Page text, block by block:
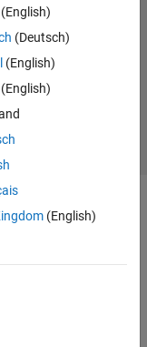
(Deutsch)
(English)
(English)
(English)
privacy